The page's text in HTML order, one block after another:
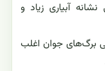
آبیاری زیاد و
برگ‌های جوان اغلب